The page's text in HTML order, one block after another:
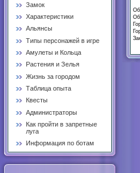
Замок
Характеристики
Альянсы
Типы персонажей в игре
Амулеты и Кольца
Растения и Зелья
Жизнь за городом
Таблица опыта
Квесты
Администраторы
Как пройти в запретные
луга
Информация по ботам